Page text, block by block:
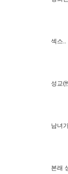
섹스..
성교(
남녀
본래